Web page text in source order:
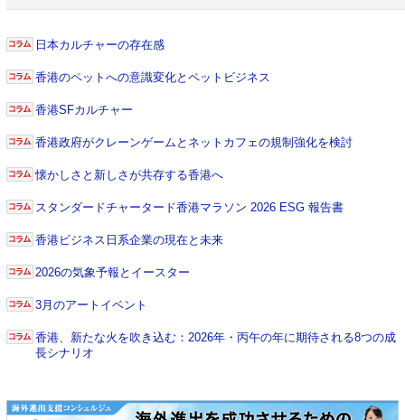
日本カルチャーの存在感
香港のペットへの意識変化とペットビジネス
香港SFカルチャー
香港政府がクレーンゲームとネットカフェの規制強化を検討
懐かしさと新しさが共存する香港へ
スタンダードチャータード香港マラソン 2026 ESG 報告書
香港ビジネス日系企業の現在と未来
2026の気象予報とイースター
3月のアートイベント
香港、新たな火を吹き込む：2026年・丙午の年に期待される8つの成
長シナリオ